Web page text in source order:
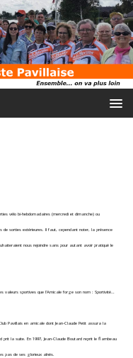
vélo bi-hebdomadaires (mercredi et dimanche) ou
de sorties extérieures. Il faut, cependant noter, la présence
nous rejoindre sans pour autant avoir pratiqué le
valeurs sportives que l’Amicale forge son nom : Sportivité…
Pavillais en amicale dont Jean-Claude Petit assura la
prit la suite. En 1997, Jean-Claude Boutard reprit le flambeau
pas de ses glorieux aînés.